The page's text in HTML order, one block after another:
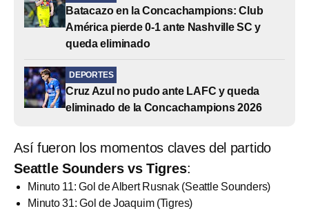
Batacazo en la Concachampions: Club
América pierde 0-1 ante Nashville SC y
queda eliminado
DEPORTES
Cruz Azul no pudo ante LAFC y queda
eliminado de la Concachampions 2026
Así fueron los momentos claves del partido
Seattle Sounders vs Tigres:
Minuto 11: Gol de Albert Rusnak (Seattle Sounders)
Minuto 31: Gol de Joaquim (Tigres)